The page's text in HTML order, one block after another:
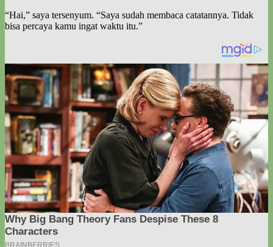
“Hai,” saya tersenyum. “Saya sudah membaca catatannya. Tidak
bisa percaya kamu ingat waktu itu.”